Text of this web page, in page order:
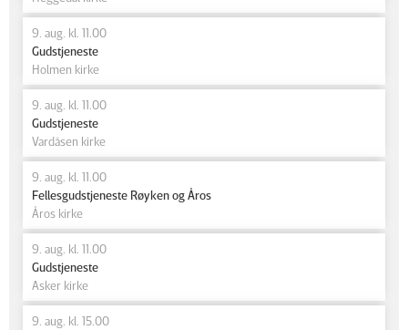
9. aug. kl. 11.00
Gudstjeneste
Holmen kirke
9. aug. kl. 11.00
Gudstjeneste
Vardåsen kirke
9. aug. kl. 11.00
Fellesgudstjeneste Røyken og Åros
Åros kirke
9. aug. kl. 11.00
Gudstjeneste
Asker kirke
9. aug. kl. 15.00